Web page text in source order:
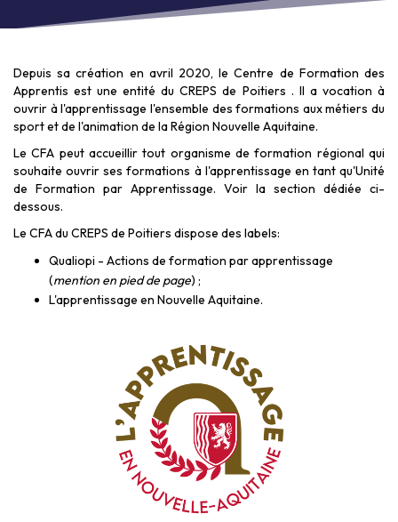
Depuis sa création en avril 2020, le Centre de Formation des
Apprentis est une entité du CREPS de Poitiers . Il a vocation à
ouvrir à l'apprentissage l'ensemble des formations aux métiers du
sport et de l'animation de la Région Nouvelle Aquitaine.
Le CFA peut accueillir tout organisme de formation régional qui
souhaite ouvrir ses formations à l'apprentissage en tant qu'Unité
de Formation par Apprentissage. Voir la section dédiée ci-
dessous.
Le CFA du CREPS de Poitiers dispose des labels:
Qualiopi - Actions de formation par apprentissage
(mention en pied de page) ;
L'apprentissage en Nouvelle Aquitaine.